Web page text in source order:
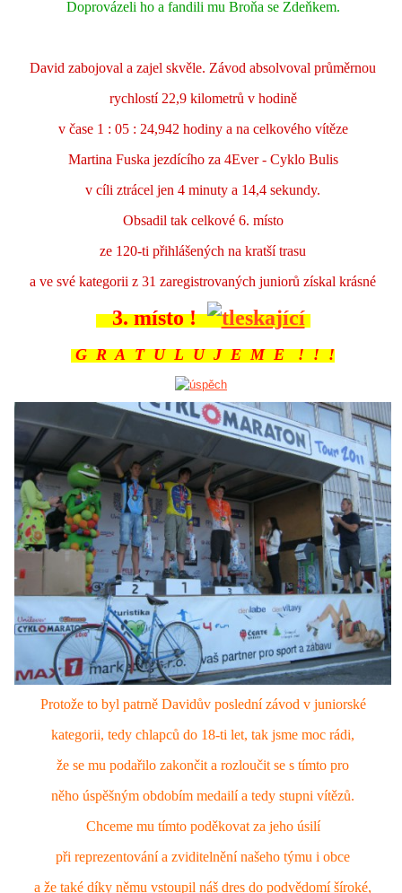
Doprovázeli ho a fandili mu Broňa se Zdeňkem.
David zabojoval a zajel skvěle. Závod absolvoval průměrnou
rychlostí 22,9 kilometrů v hodině
v čase 1 : 05 : 24,942 hodiny a na celkového vítěze
Martina Fuska jezdícího za 4Ever - Cyklo Bulis
v cíli ztrácel jen 4 minuty a 14,4 sekundy.
Obsadil tak celkové 6. místo
ze 120-ti přihlášených na kratší trasu
a ve své kategorii z 31 zaregistrovaných juniorů získal krásné
3. místo !
G R A T U L U J E M E ! ! !
Protože to byl patrně Davidův poslední závod v juniorské
kategorii, tedy chlapců do 18-ti let, tak jsme moc rádi,
že se mu podařilo zakončit a rozloučit se s tímto pro
něho úspěšným obdobím medailí a tedy stupni vítězů.
Chceme mu tímto poděkovat za jeho úsilí
při reprezentování a zviditelnění našeho týmu i obce
a že také díky němu vstoupil náš dres do podvědomí šíroké,